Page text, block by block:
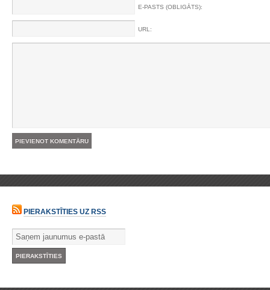
E-PASTS (OBLIGĀTS):
URL:
PIERAKSTĪTIES UZ RSS